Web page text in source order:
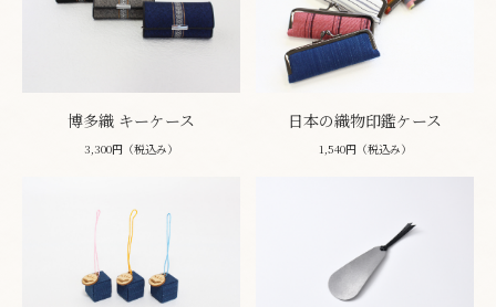
博多織 キーケース
3,300円（税込み）
日本の織物印鑑ケース
1,540円（税込み）